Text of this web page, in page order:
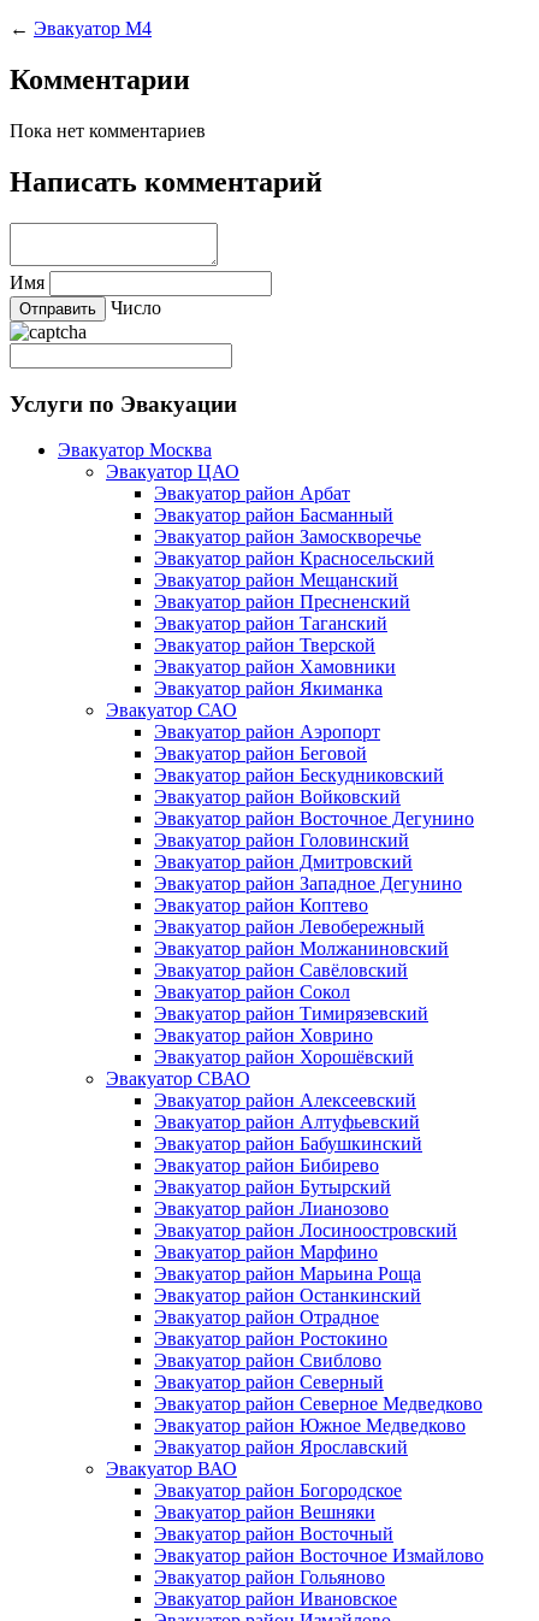
← Эвакуатор М4
Комментарии
Пока нет комментариев
Написать комментарий
Имя
Число
Услуги по Эвакуации
Эвакуатор Москва
Эвакуатор ЦАО
Эвакуатор район Арбат
Эвакуатор район Басманный
Эвакуатор район Замоскворечье
Эвакуатор район Красносельский
Эвакуатор район Мещанский
Эвакуатор район Пресненский
Эвакуатор район Таганский
Эвакуатор район Тверской
Эвакуатор район Хамовники
Эвакуатор район Якиманка
Эвакуатор САО
Эвакуатор район Аэропорт
Эвакуатор район Беговой
Эвакуатор район Бескудниковский
Эвакуатор район Войковский
Эвакуатор район Восточное Дегунино
Эвакуатор район Головинский
Эвакуатор район Дмитровский
Эвакуатор район Западное Дегунино
Эвакуатор район Коптево
Эвакуатор район Левобережный
Эвакуатор район Молжаниновский
Эвакуатор район Савёловский
Эвакуатор район Сокол
Эвакуатор район Тимирязевский
Эвакуатор район Ховрино
Эвакуатор район Хорошёвский
Эвакуатор СВАО
Эвакуатор район Алексеевский
Эвакуатор район Алтуфьевский
Эвакуатор район Бабушкинский
Эвакуатор район Бибирево
Эвакуатор район Бутырский
Эвакуатор район Лианозово
Эвакуатор район Лосиноостровский
Эвакуатор район Марфино
Эвакуатор район Марьина Роща
Эвакуатор район Останкинский
Эвакуатор район Отрадное
Эвакуатор район Ростокино
Эвакуатор район Свиблово
Эвакуатор район Северный
Эвакуатор район Северное Медведково
Эвакуатор район Южное Медведково
Эвакуатор район Ярославский
Эвакуатор ВАО
Эвакуатор район Богородское
Эвакуатор район Вешняки
Эвакуатор район Восточный
Эвакуатор район Восточное Измайлово
Эвакуатор район Гольяново
Эвакуатор район Ивановское